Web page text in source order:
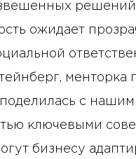
ожидает
менторка
с нашим
ключевыми
бизнесу